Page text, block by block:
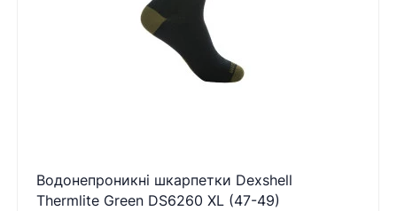
Водонепроникні шкарпетки Dexshell
Thermlite Green DS6260 XL (47-49)